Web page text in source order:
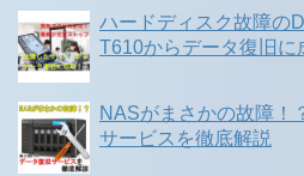
ハードディスク故障の
T610からデータ復旧に
NASがまさかの故障！
サービスを徹底解説